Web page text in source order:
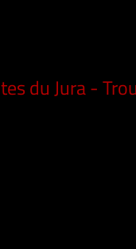
du Jura -